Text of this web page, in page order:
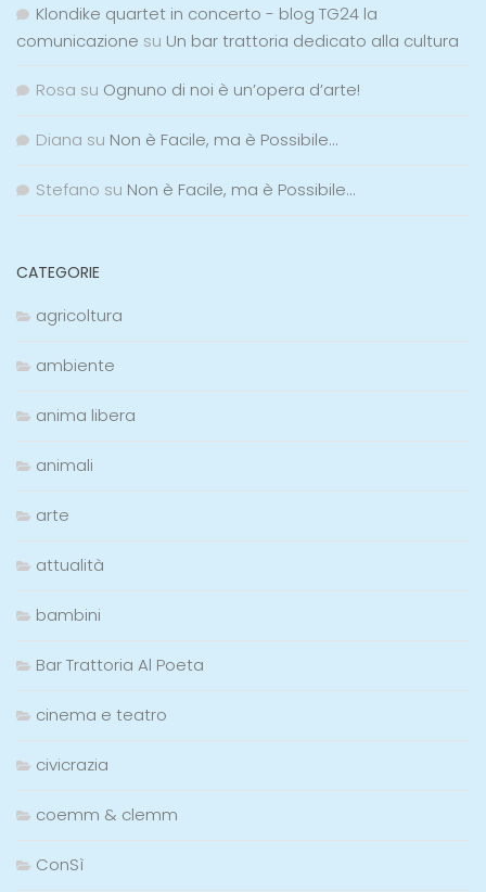
Klondike quartet in concerto - blog TG24 la
comunicazione su Un bar trattoria dedicato alla cultura
Rosa su Ognuno di noi è un’opera d’arte!
Diana su Non è Facile, ma è Possibile…
Stefano su Non è Facile, ma è Possibile…
CATEGORIE
agricoltura
ambiente
anima libera
animali
arte
attualità
bambini
Bar Trattoria Al Poeta
cinema e teatro
civicrazia
coemm & clemm
ConSì